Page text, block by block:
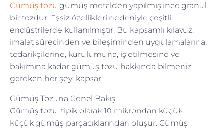
Gümüş tozu gümüş metalden yapılmış ince granül
bir tozdur. Eşsiz özellikleri nedeniyle çeşitli
endüstrilerde kullanılmıştır. Bu kapsamlı kılavuz,
imalat sürecinden ve bileşiminden uygulamalarına,
tedarikçilerine, kurulumuna, işletilmesine ve
bakımına kadar gümüş tozu hakkında bilmeniz
gereken her şeyi kapsar.
Gümüş Tozuna Genel Bakış
Gümüş tozu, tipik olarak 10 mikrondan küçük,
küçük gümüş parçacıklarından oluşur. Gümüş